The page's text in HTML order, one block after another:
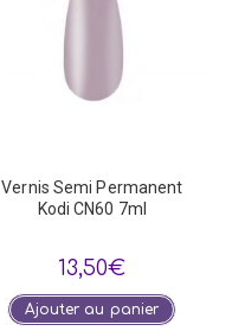
Vernis Semi Permanent
Kodi CN60 7ml
13,50€
Ajouter au panier